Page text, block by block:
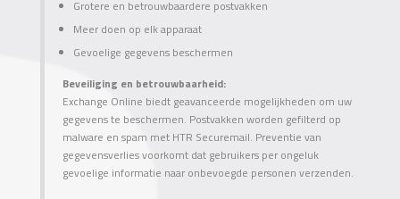
Grotere en betrouwbaardere postvakken
Meer doen op elk apparaat
Gevoelige gegevens beschermen
Beveiliging en betrouwbaarheid:
Exchange Online biedt geavanceerde mogelijkheden om uw
gegevens te beschermen. Postvakken worden gefilterd op
malware en spam met HTR Securemail. Preventie van
gegevensverlies voorkomt dat gebruikers per ongeluk
gevoelige informatie naar onbevoegde personen verzenden.